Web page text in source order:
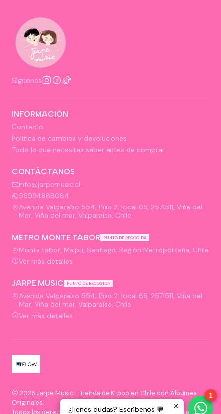
Síguenos
INFORMACIÓN
Contacto
Política de cambios y devoluciones
Todo lo que necesitas saber antes de comprar
CONTÁCTANOS
info@jarpemusic.cl
56994888084
Avenida Valparaíso 554, Piso 2, local 65, 2571511, Viña del
Mar, Viña del mar, Valparaíso, Chile
METRO MONTE TABOR PUNTO DE RECOGIDA
Monte tabor, Maipú, Santiago, Región Metropolitana, Chile
Ver más detalles
JARPE MUSIC PUNTO DE RECOGIDA
Avenida Valparaíso 554, Piso 2, local 65, 2571511, Viña del
Mar, Viña del mar, Valparaíso, Chile
Ver más detalles
2026 Jarpe Music - Tienda de K-pop en Chile con Álbumes
Originales.
Todos los derechos reservados.Desarrollado por Jumpseller.
¿Tienes dudas? Escríbenos 💬
¿Tienes dudas? Escríbenos 💬
1
1